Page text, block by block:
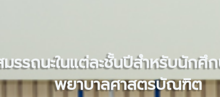
รรถนะในแต่ละชั้นปีสำหรับนัก
พยาบาลศาสตรบัณฑิต